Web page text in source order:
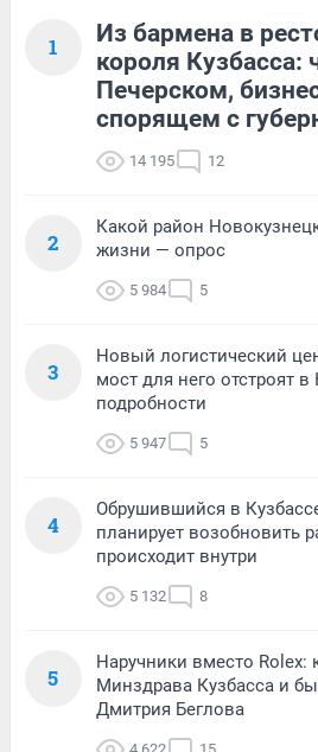
1
Из бармена в
короля
Печерском,
спорящем с
14 195 12
2
Какой район
жизни — опрос
5 984 5
3
Новый логистический
мост для него отстроят в
подробности
5 947 5
4
Обрушившийся в
планирует возобновить
происходит внутри
5 132 8
5
Наручники вместо Rolex:
Минздрава Кузбасса и
Дмитрия Беглова